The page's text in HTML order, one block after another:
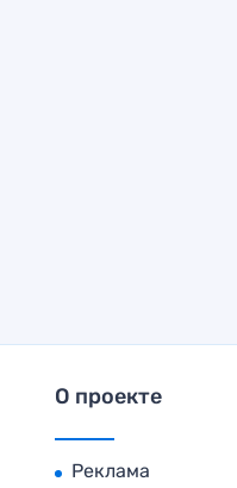
О проекте
Реклама